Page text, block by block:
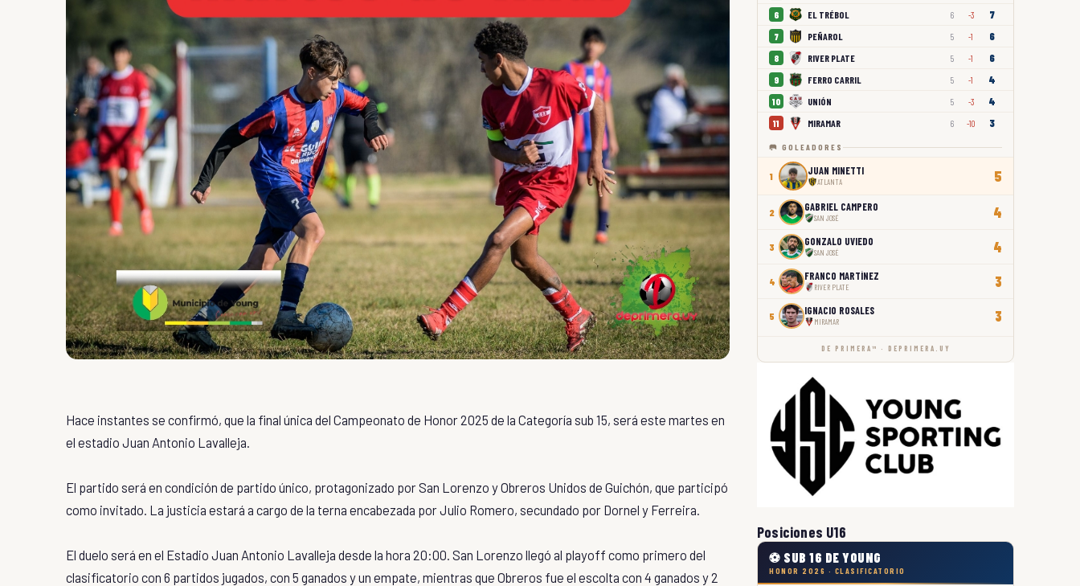
Hace instantes se confirmó, que la final única del Campeonato de Honor 2025 de la Categoría sub 15, será este martes en
el estadio Juan Antonio Lavalleja.
El partido será en condición de partido único, protagonizado por San Lorenzo y Obreros Unidos de Guichón, que participó
como invitado. La justicia estará a cargo de la terna encabezada por Julio Romero, secundado por Dornel y Ferreira.
El duelo será en el Estadio Juan Antonio Lavalleja desde la hora 20:00. San Lorenzo llegó al playoff como primero del
clasificatorio con 6 partidos jugados, con 5 ganados y un empate, mientras que Obreros fue el escolta con 4 ganados y 2
6 EL TRÉBOL 6 -3 7
7 PEÑAROL 5 -1 6
8 RIVER PLATE 5 -1 6
9 FERRO CARRIL 5 -1 4
10 UNIÓN 5 -3 4
11 MIRAMAR 6 -10 3
🥅 GOLEADORES
1 JUAN MINETTI
ATLANTA 5
2 GABRIEL CAMPERO
SAN JOSÉ 4
3 GONZALO UVIEDO
SAN JOSÉ 4
4 FRANCO MARTÍNEZ
RIVER PLATE 3
5 IGNACIO ROSALES
MIRAMAR 3
DE PRIMERA™ · DEPRIMERA.UY
Posiciones U16
⚽ SUB 16 DE YOUNG
HONOR 2026 · CLASIFICATORIO